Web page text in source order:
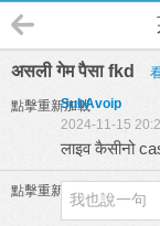
असली गेम पैसा fkd
點擊重新加載SubAvoip
2024-11-15
लाइव कैसीनो
點擊重新加載